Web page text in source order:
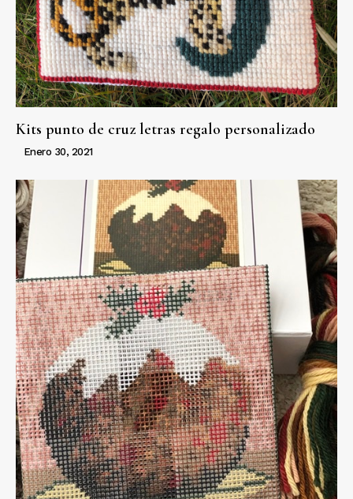
Kits punto de cruz letras regalo personalizado
Enero 30, 2021